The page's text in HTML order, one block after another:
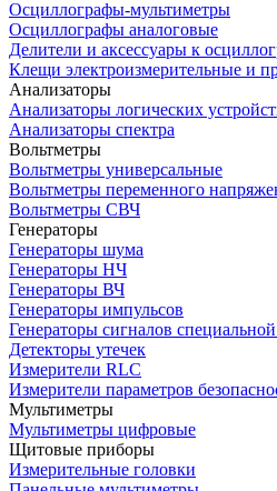
Осциллографы-мультиметры
Осциллографы аналоговые
Делители и аксессуары к
Клещи электроизмерительные и
Анализаторы
Анализаторы логических
Анализаторы спектра
Вольтметры
Вольтметры универсальные
Вольтметры переменного
Вольтметры СВЧ
Генераторы
Генераторы шума
Генераторы НЧ
Генераторы ВЧ
Генераторы импульсов
Генераторы сигналов
Детекторы утечек
Измерители RLC
Измерители параметров
Мультиметры
Мультиметры цифровые
Щитовые приборы
Измерительные головки